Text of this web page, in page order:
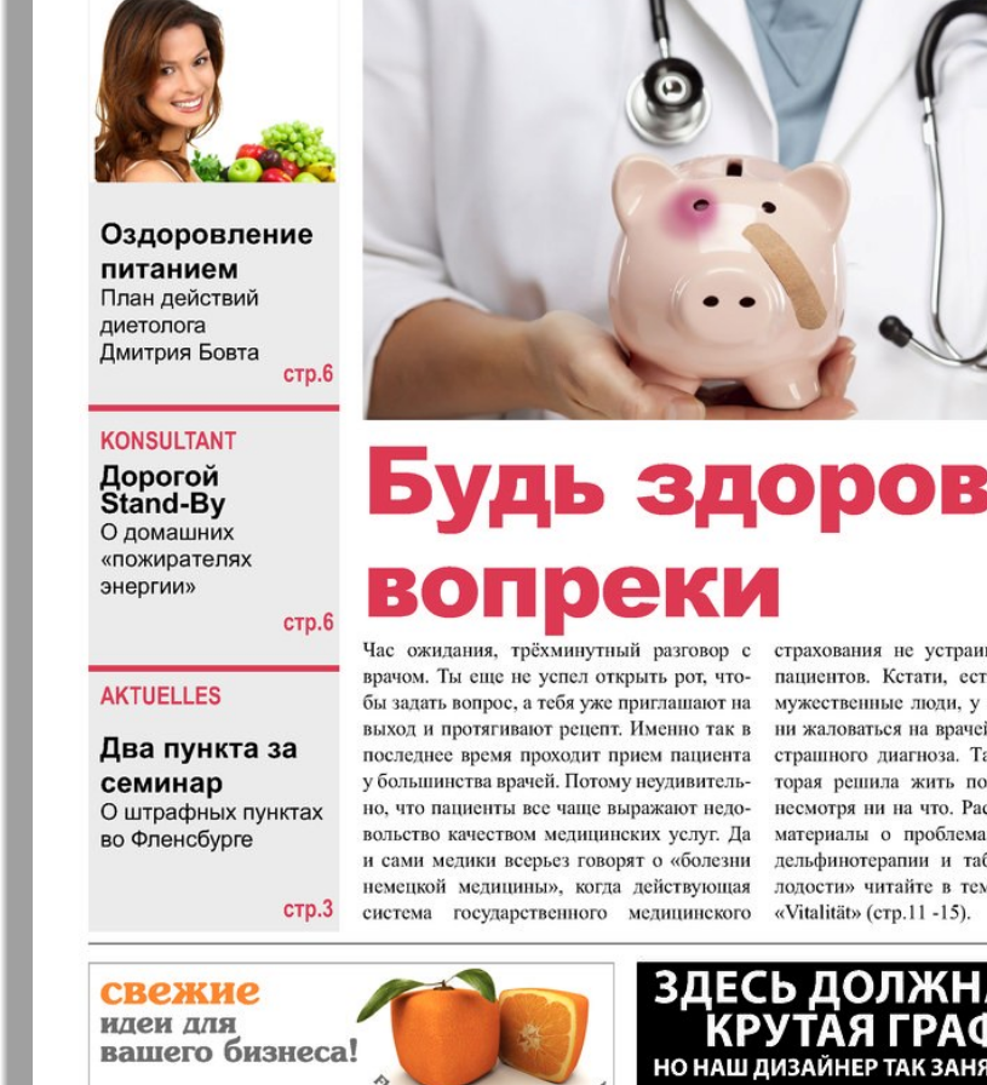
Архив необновляющихся на сайте изданий
7плюс7я АйБолит
факты Европа
Аугсбург-сити
Бизнес парк Будь здоров Ваша газета
Вечерняя газета
Вечное
сокровище
Восточная
Германия плюс Диалог Дом и семья
Еврейская газета
Еврейская
панорама
Европа экспресс
Закон и люди
Зарубежные
записки
Здоровье
Изюм iDEAL Карьера
Клан КП в Европе Крот в Германии
Kulinar TV Kurorte aktuell LDK по-русски